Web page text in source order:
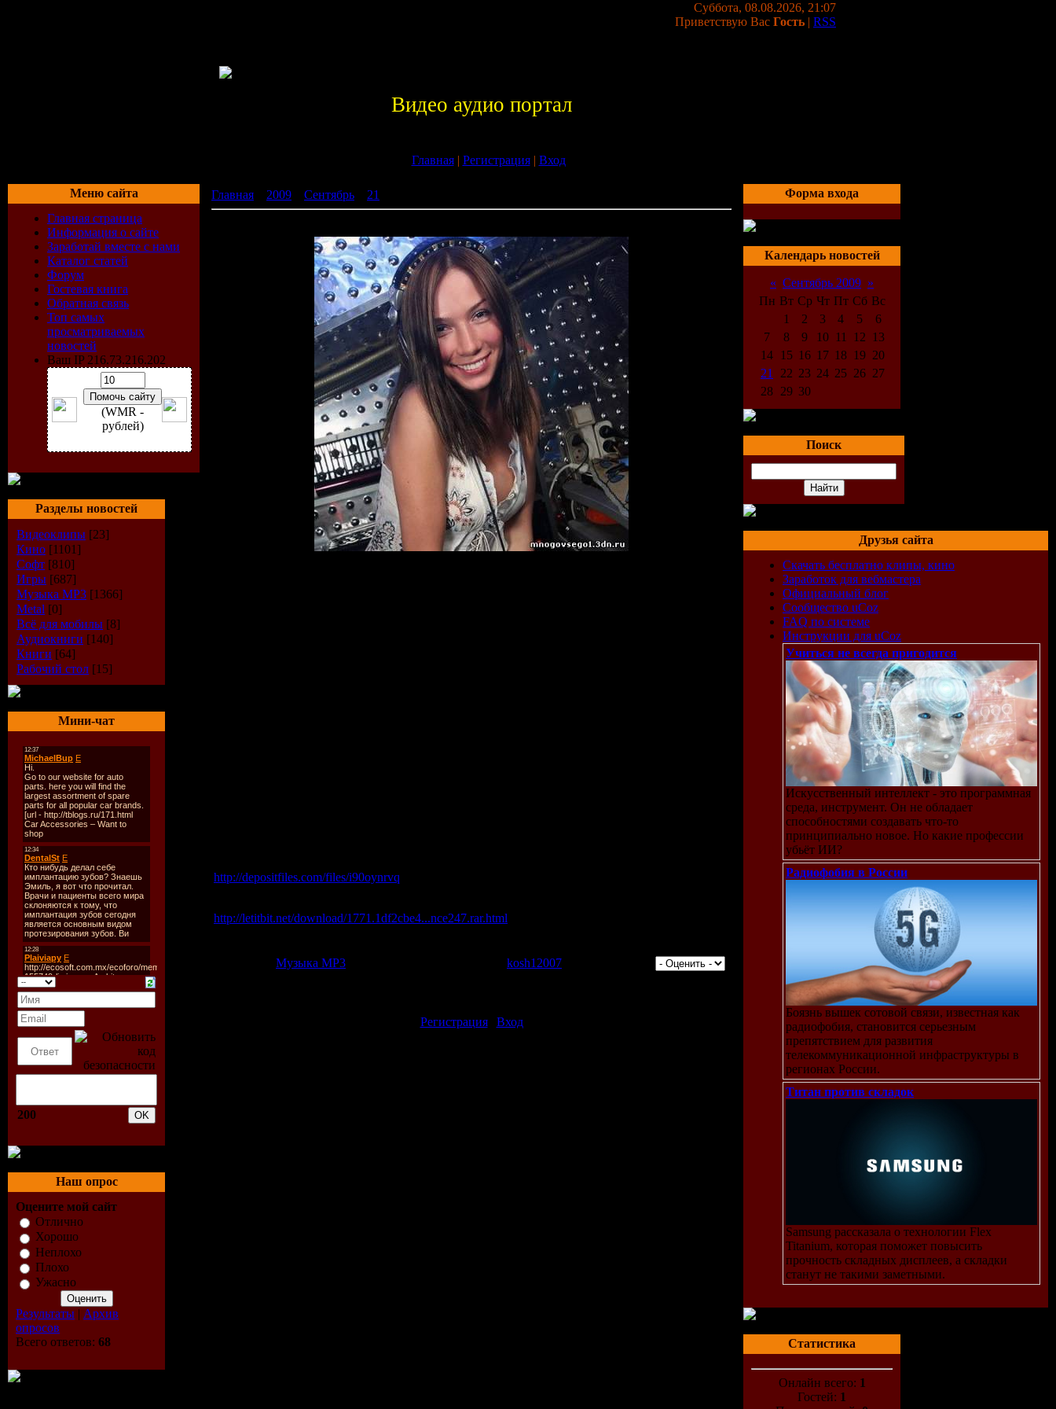
Суббота, 08.08.2026, 21:07
Приветствую Вас Гость | RSS
Видео аудио портал
Главная| Регистрация| Вход
Меню сайта
Главная страница
Информация о сайте
Заработай вместе с нами
Каталог статей
Форум
Гостевая книга
Обратная связь
Топ самых
просматриваемых
новостей
Ваш IP 216.73.216.202
(WMR -
рублей)
Разделы новостей
Видеоклипы [23]
Кино [1101]
Софт [810]
Игры [687]
Музыка МР3 [1366]
Metal [0]
Всё для мобилы [8]
Аудиокниги [140]
Книги [64]
Рабочий стол [15]
Мини-чат
200
Наш опрос
Оцените мой сайт
Отлично
Хорошо
Неплохо
Плохо
Ужасно
Результаты | Архив
опросов
Всего ответов: 68
Главная 2009 Сентябрь 21
http://depositfiles.com/files/i90oynrvq
http://letitbit.net/download/1771.1df2cbe4...nce247.rar.html
Музыка МР3 kosh12007
Регистрация| Вход]
Форма входа
Календарь новостей
« Сентябрь 2009 »
Пн Вт Ср Чт Пт Сб Вс
1
2 3 4 5
6
7
8 9 10 11 12
13
14
15 16 17 18 19 20
21
22 23 24 25 26 27
28 29 30
Поиск
Друзья сайта
Скачать бесплатно клипы, кино
Заработок для вебмастера
Официальный блог
Сообщество uCoz
FAQ по системе
Инструкции для uCoz
Учиться не всегда пригодится
Искусственный интеллект - это программная
среда, инструмент. Он не обладает
способностями создавать что-то
принципиально новое. Но какие профессии
убьёт ИИ?
Радиофобия в России
Боязнь вышек сотовой связи, известная как
радиофобия, становится серьезным
препятствием для развития
телекоммуникационной инфраструктуры в
регионах России.
Титан против складок
Samsung рассказала о технологии Flex
Titanium, которая поможет повысить
прочность складных дисплеев, а складки
станут не такими заметными.
Статистика
Онлайн всего: 1
Гостей: 1